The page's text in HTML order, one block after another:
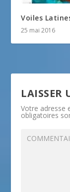
Voiles
25 mai 2016
LAISSER
Votre adresse
obligatoires